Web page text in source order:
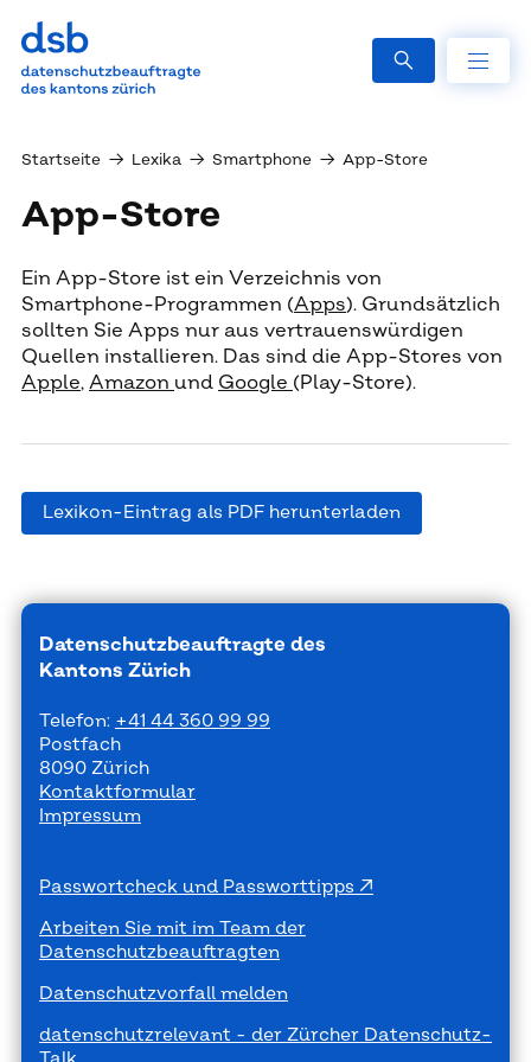
Startseite → Lexika → Smartphone → App-Store
App-Store
Ein App-Store ist ein Verzeichnis von
Smartphone-Programmen (Apps). Grundsätzlich
sollten Sie Apps nur aus vertrauenswürdigen
Quellen installieren. Das sind die App-Stores von
Apple, Amazon und Google (Play-Store).
Lexikon-Eintrag als PDF herunterladen
Datenschutzbeauftragte des
Kantons Zürich
Telefon: +41 44 360 99 99
Postfach
8090 Zürich
Kontaktformular
Impressum
Passwortcheck und Passworttipps
Arbeiten Sie mit im Team der
Datenschutzbeauftragten
Datenschutzvorfall melden
datenschutzrelevant - der Zürcher Datenschutz-